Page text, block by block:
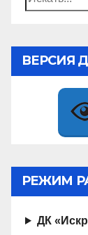
ВЕРСИЯ
РЕЖИМ
ДК